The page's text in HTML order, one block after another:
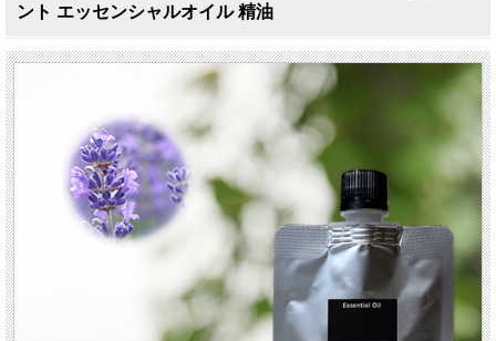
ント エッセンシャルオイル 精油